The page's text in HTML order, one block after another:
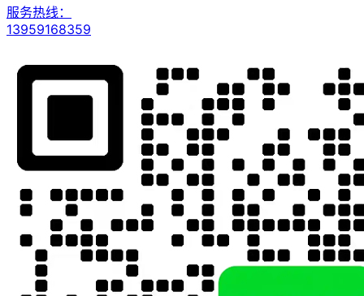
服务热线：
13959168359